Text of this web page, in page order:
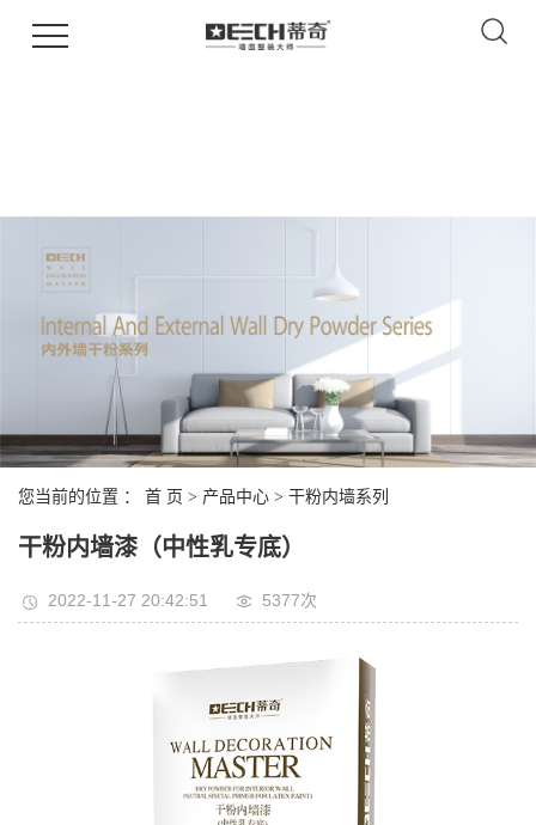
您当前的位置 ： 首 页 > 产品中心 > 干粉内墙系列
干粉内墙漆（中性乳专底）
2022-11-27 20:42:51 5377次